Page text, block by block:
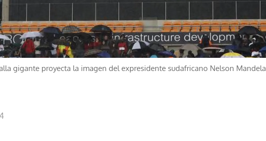
gigante proyecta la imagen del expresidente sudafricano Nelson Mandela.